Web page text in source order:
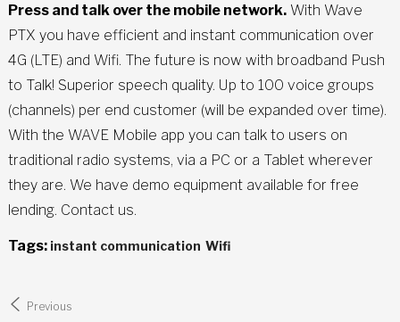
Press and talk over the mobile network. With Wave
PTX you have efficient and instant communication over
4G (LTE) and Wifi. The future is now with broadband Push
to Talk! Superior speech quality. Up to 100 voice groups
(channels) per end customer (will be expanded over time).
With the WAVE Mobile app you can talk to users on
traditional radio systems, via a PC or a Tablet wherever
they are. We have demo equipment available for free
lending. Contact us.
Tags: instant communication Wifi
Innleggsnavigasjon
Previous